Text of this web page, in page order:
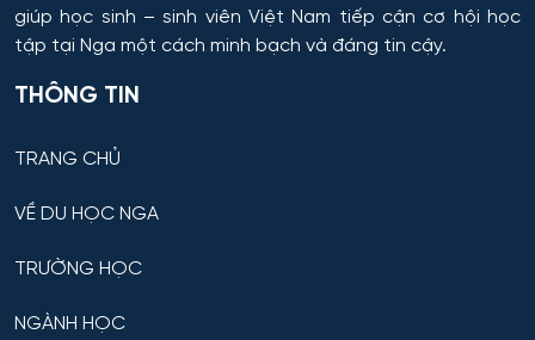
Hóa học cơ bản và ứng dụng
Hóa học, Vật lý và Cơ học Vật liệu
Hóa nông và khoa học đất nông nghiệp
Hóa sinh y học
giúp học sinh – sinh viên Việt Nam tiếp cận cơ hội học
tập tại Nga một cách minh bạch và đáng tin cậy.
THÔNG TIN
TRANG CHỦ
VỀ DU HỌC NGA
TRƯỜNG HỌC
NGÀNH HỌC